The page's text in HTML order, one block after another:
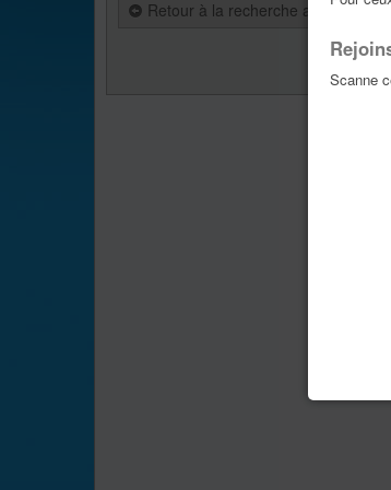
Scanne
Retour à la recherche avancée